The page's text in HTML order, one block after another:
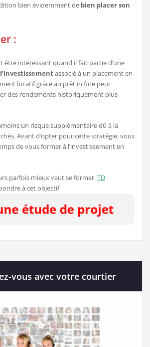
bien évidemment de bien placer son
:
être intéressant quand il fait partie d’une
associé à un placement en
locatif grâce au prêt in fine peut
des rendements historiquement plus
un risque supplémentaire dû à la
Avant d’opter pour cette stratégie, vous
de vous former à l’investissement en
parfois mieux vaut se former.TD
à cet objectif
vous avec votre courtier